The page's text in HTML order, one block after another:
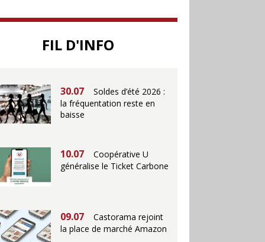
FIL D'INFO
magasin à La Défense
30.07
Soldes d’été 2026 :
la fréquentation reste en
baisse
10.07
Coopérative U
généralise le Ticket Carbone
09.07
Castorama rejoint
la place de marché Amazon